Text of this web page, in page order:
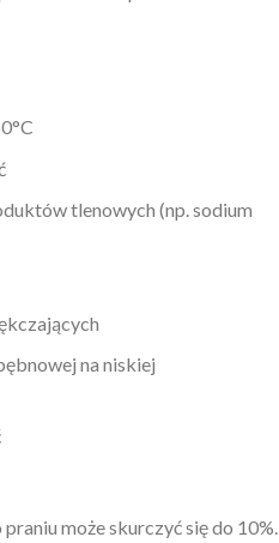
tlenowych (np. sodium
na niskiej
może skurczyć się do 10%.